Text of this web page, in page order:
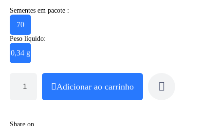
Sementes em pacote :
70
Peso líquido:
0,34 g
Adicionar ao carrinho
Share on